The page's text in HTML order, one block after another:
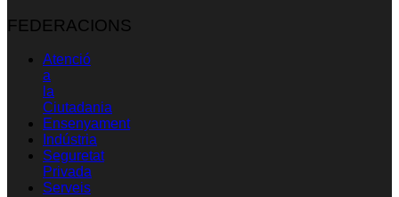
FEDERACIONS
Atenció
a
la
Ciutadania
Ensenyament
Indústria
Seguretat
Privada
Serveis